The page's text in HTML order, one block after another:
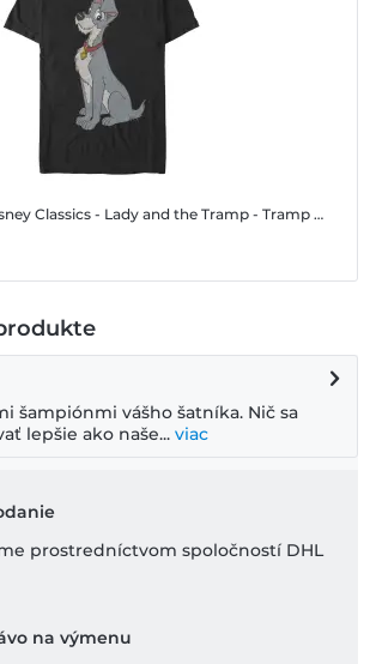
Classics - Lady and the Tramp - Tramp Vintage - Pánske Tričko
šampiónmi vášho šatníka. Nič sa
lepšie ako naše... viac
prostredníctvom spoločností DHL
na výmenu